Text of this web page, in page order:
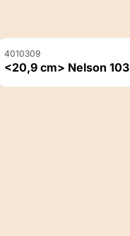
Artikelnummer
4010309
<20,9 cm> Nelson 103
Prijs niet zichtbaar